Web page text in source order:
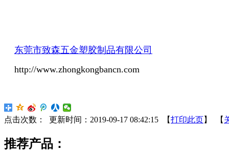
东莞市致森五金塑胶制品有限公司
http://www.zhongkongbancn.com
点击次数： 更新时间：2019-09-17 08:42:15 【打印此页】 【
推荐产品：